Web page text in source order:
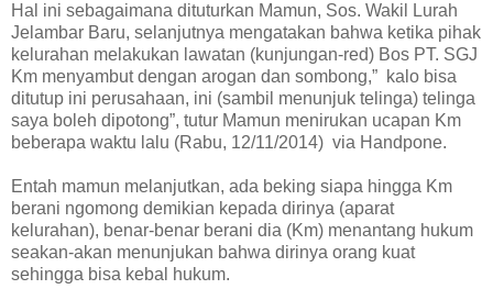
Hal ini sebagaimana dituturkan Mamun, Sos. Wakil Lurah
Jelambar Baru, selanjutnya mengatakan bahwa ketika pihak
kelurahan melakukan lawatan (kunjungan-red) Bos PT. SGJ
Km menyambut dengan arogan dan sombong,” kalo bisa
ditutup ini perusahaan, ini (sambil menunjuk telinga) telinga
saya boleh dipotong”, tutur Mamun menirukan ucapan Km
beberapa waktu lalu (Rabu, 12/11/2014) via Handpone.
Entah mamun melanjutkan, ada beking siapa hingga Km
berani ngomong demikian kepada dirinya (aparat
kelurahan), benar-benar berani dia (Km) menantang hukum
seakan-akan menunjukan bahwa dirinya orang kuat
sehingga bisa kebal hukum.